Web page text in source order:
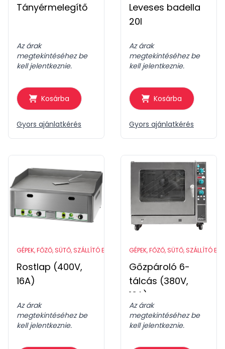
Tányérmelegítő
Az árak
megtekintéséhez be
kell jelentkeznie.
Kosárba
Gyors ajánlatkérés
Leveses badella
20l
Az árak
megtekintéséhez be
kell jelentkeznie.
Kosárba
Gyors ajánlatkérés
GÉPEK, FŐZŐ, SÜTŐ, SZÁLLÍTÓ ESZKÖZÖK
Rostlap (400V,
16A)
Az árak
megtekintéséhez be
kell jelentkeznie.
GÉPEK, FŐZŐ, SÜTŐ, SZÁLLÍTÓ
Gőzpároló 6-
tálcás (380V,
16A)
Az árak
megtekintéséhez be
kell jelentkeznie.